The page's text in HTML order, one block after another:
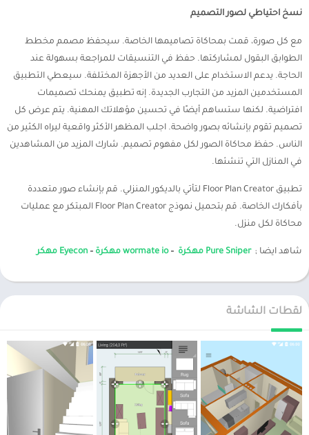
نسخ احتياطي لصور التصميم
مع كل صورة، قمت بمحاكاة تصاميمها الخاصة. سيحفظ مصمم مخطط
الطوابق البقول لمشاركتها. حفظ في التنسيقات للمراجعة بسهولة عند
الحاجة. يدعم الاستخدام على العديد من الأجهزة المختلفة. سيعطي التطبيق
المستخدمين المزيد من التجارب الجديدة. إنه تطبيق يمنحك تصميمات
افتراضية. لكنها ستساهم أيضًا في تحسين مؤهلاتك المهنية. يتم عرض كل
تصميم تقوم بإنشائه بصور واضحة. اجلب المظهر الأكثر واقعية ليراه الكثير من
الناس. حفظ محاكاة الصور لكل مفهوم تصميم. شارك المزيد من المشاهدين
في المنازل التي تنشئها.
تطبيق Floor Plan Creator لتأتي بالديكور المنزلي. قم بإنشاء صور متعددة
بأفكارك الخاصة. قم بتحميل نموذج Floor Plan Creator المبتكر مع عمليات
محاكاة لكل منزل.
شاهد ايضا ;Pure Sniper مهكرة –wormate io مهكرة – Eyecon مهكر
لقطات الشاشة